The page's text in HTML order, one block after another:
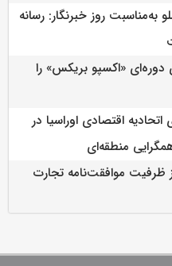
به‌مناسبت روز خبرنگار: رسانه
دوره‌ای «اکسپو بریکس» را
اقتصادی اوراسیا در
منطقه‌ای
ظرفیت موافقت‌نامه تجارت